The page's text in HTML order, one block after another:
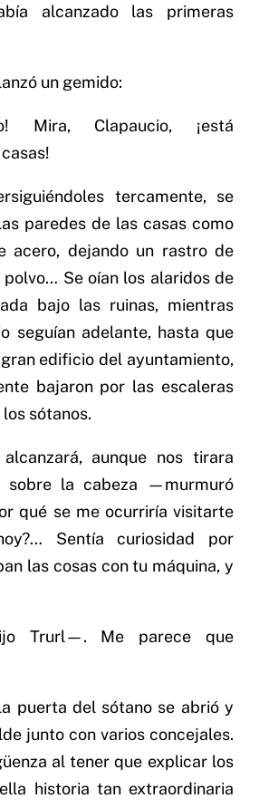
alcanzado las primeras
un gemido:
Mira, Clapaucio, ¡está
tercamente, se
paredes de las casas como
acero, dejando un rastro de
Se oían los alaridos de
bajo las ruinas, mientras
seguían adelante, hasta que
edificio del ayuntamiento,
bajaron por las escaleras
sótanos.
aunque nos tirara
sobre la cabeza —murmuró
qué se me ocurriría visitarte
Sentía curiosidad por
las cosas con tu máquina, y
Trurl—. Me parece que
puerta del sótano se abrió y
junto con varios concejales.
al tener que explicar los
historia tan extraordinaria